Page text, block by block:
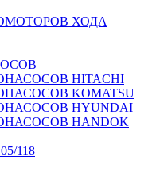
ХОДА
HITACHI
KOMATSU
HYUNDAI
HANDOK
118